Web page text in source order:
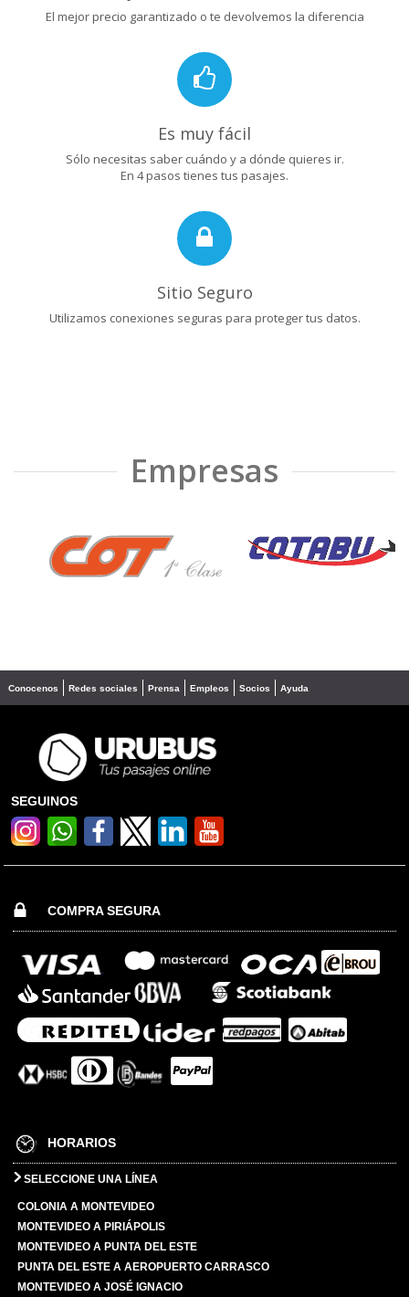
El mejor precio garantizado o te devolvemos la diferencia
Es muy fácil
Sólo necesitas saber cuándo y a dónde quieres ir.
En 4 pasos tienes tus pasajes.
Sitio Seguro
Utilizamos conexiones seguras para proteger tus datos.
Empresas
❮ ❯
Conocenos Redes sociales Prensa Empleos Socios Ayuda
SEGUINOS
COMPRA SEGURA
HORARIOS
SELECCIONE UNA LÍNEA
COLONIA A MONTEVIDEO
MONTEVIDEO A PIRIÁPOLIS
MONTEVIDEO A PUNTA DEL ESTE
PUNTA DEL ESTE A AEROPUERTO CARRASCO
MONTEVIDEO A JOSÉ IGNACIO